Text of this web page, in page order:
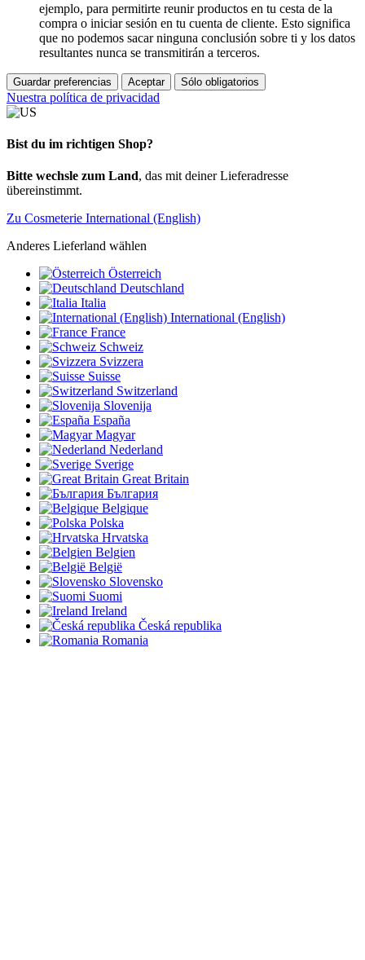
ejemplo, para permitirte reunir productos en tu cesta de la
compra o iniciar sesión en tu cuenta de cliente. Esto significa
que no podemos sacar ninguna conclusión sobre ti y los datos
resultantes nunca se transmitirán a terceros.
Guardar preferencias Aceptar Sólo obligatorios
Nuestra política de privacidad
Bist du im richtigen Shop?
Bitte wechsle zum Land, das mit deiner Lieferadresse
übereinstimmt.
Zu Cosmeterie International (English)
Anderes Lieferland wählen
Österreich
Deutschland
Italia
International (English)
France
Schweiz
Svizzera
Suisse
Switzerland
Slovenija
España
Magyar
Nederland
Sverige
Great Britain
България
Belgique
Polska
Hrvatska
Belgien
België
Slovensko
Suomi
Ireland
Česká republika
Romania